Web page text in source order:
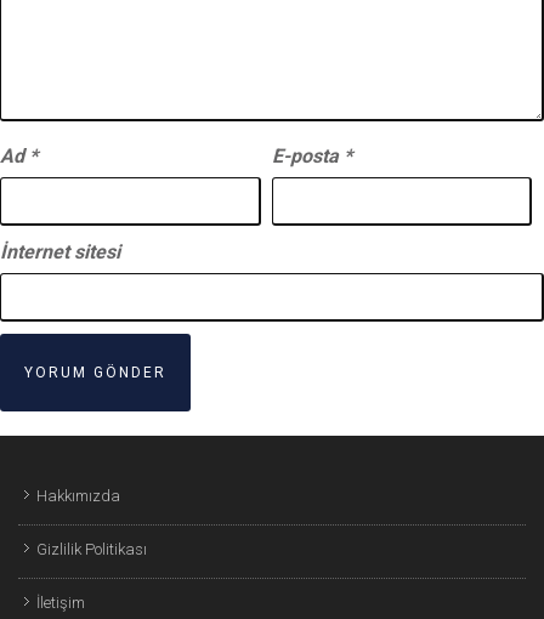
Ad * E-posta *
İnternet sitesi
Hakkımızda
Gizlilik Politikası
İletişim